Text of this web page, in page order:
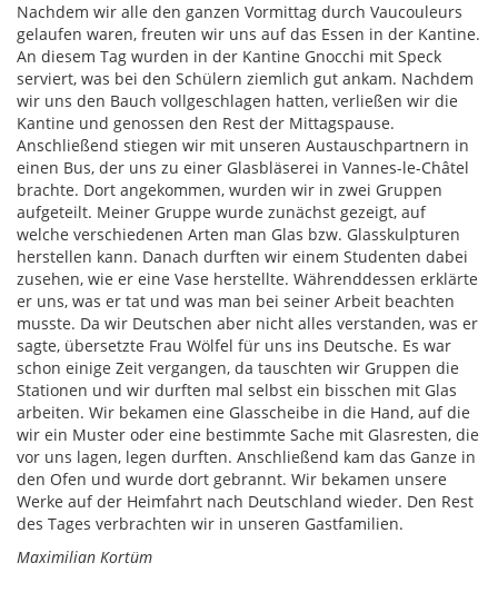
Nachdem wir alle den ganzen Vormittag durch Vaucouleurs
gelaufen waren, freuten wir uns auf das Essen in der Kantine.
An diesem Tag wurden in der Kantine Gnocchi mit Speck
serviert, was bei den Schülern ziemlich gut ankam. Nachdem
wir uns den Bauch vollgeschlagen hatten, verließen wir die
Kantine und genossen den Rest der Mittagspause.
Anschließend stiegen wir mit unseren Austauschpartnern in
einen Bus, der uns zu einer Glasbläserei in Vannes-le-Châtel
brachte. Dort angekommen, wurden wir in zwei Gruppen
aufgeteilt. Meiner Gruppe wurde zunächst gezeigt, auf
welche verschiedenen Arten man Glas bzw. Glasskulpturen
herstellen kann. Danach durften wir einem Studenten dabei
zusehen, wie er eine Vase herstellte. Währenddessen erklärte
er uns, was er tat und was man bei seiner Arbeit beachten
musste. Da wir Deutschen aber nicht alles verstanden, was er
sagte, übersetzte Frau Wölfel für uns ins Deutsche. Es war
schon einige Zeit vergangen, da tauschten wir Gruppen die
Stationen und wir durften mal selbst ein bisschen mit Glas
arbeiten. Wir bekamen eine Glasscheibe in die Hand, auf die
wir ein Muster oder eine bestimmte Sache mit Glasresten, die
vor uns lagen, legen durften. Anschließend kam das Ganze in
den Ofen und wurde dort gebrannt. Wir bekamen unsere
Werke auf der Heimfahrt nach Deutschland wieder. Den Rest
des Tages verbrachten wir in unseren Gastfamilien.
Maximilian Kortüm